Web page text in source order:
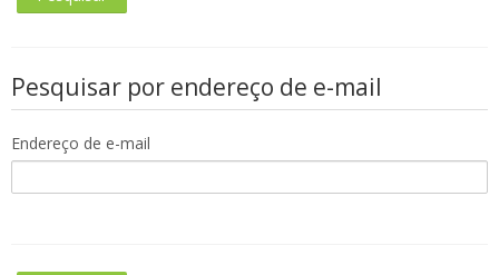
Pesquisar
disciplinas
Submeter
Pesquisar por endereço de e-mail
Endereço de e-mail